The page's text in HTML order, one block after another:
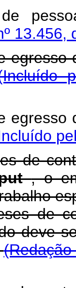
13.456,
egresso
egresso
de
, o
de
deve
(Redação